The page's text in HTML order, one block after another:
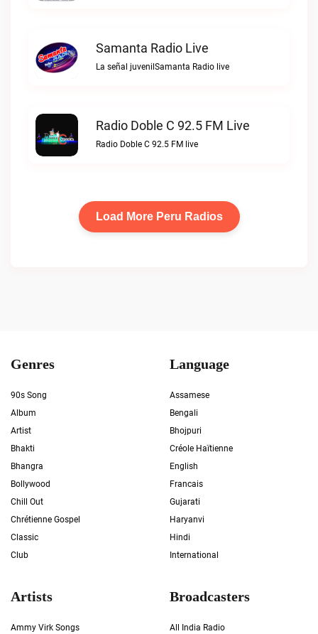
Samanta Radio Live
La señal juvenilSamanta Radio live
Radio Doble C 92.5 FM Live
Radio Doble C 92.5 FM live
Load More Peru Radios
Genres
90s Song
Album
Artist
Bhakti
Bhangra
Bollywood
Chill Out
Chrétienne Gospel
Classic
Club
Language
Assamese
Bengali
Bhojpuri
Créole Haïtienne
English
Francais
Gujarati
Haryanvi
Hindi
International
Artists
Ammy Virk Songs
Broadcasters
All India Radio